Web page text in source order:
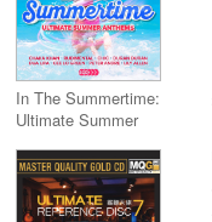
In The Summertime:
Ultimate Summer